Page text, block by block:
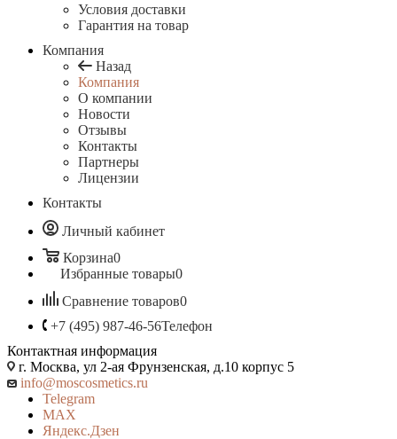
Условия доставки
Гарантия на товар
Компания
Назад
Компания
О компании
Новости
Отзывы
Контакты
Партнеры
Лицензии
Контакты
Личный кабинет
Корзина0
Избранные товары0
Сравнение товаров0
+7 (495) 987-46-56Телефон
Контактная информация
г. Москва, ул 2-ая Фрунзенская, д.10 корпус 5
info@moscosmetics.ru
Telegram
MAX
Яндекс.Дзен